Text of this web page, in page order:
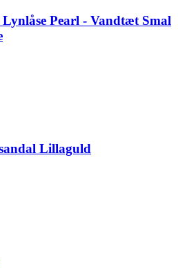
Pearl - Vandtæt Smal
Lillaguld